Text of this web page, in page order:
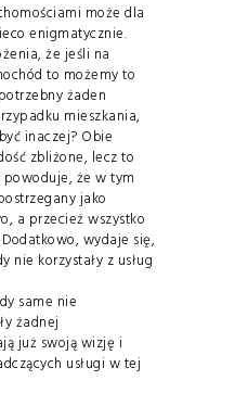
może dla
enigmatycznie.
że jeśli na
to możemy to
żaden
mieszkania,
inaczej? Obie
zbliżone, lecz to
że w tym
jako
a przecież wszystko
wydaje się,
nie korzystały z usług
same nie
żadnej
już swoją wizję i
usługi w tej